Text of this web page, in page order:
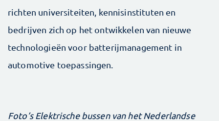
richten universiteiten, kennisinstituten en
bedrijven zich op het ontwikkelen van nieuwe
technologieën voor batterijmanagement in
automotive toepassingen.
Foto’s Elektrische bussen van het Nederlandse